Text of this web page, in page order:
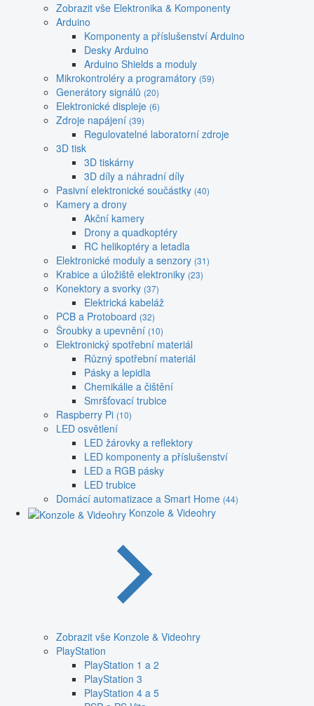
Zobrazit vše Elektronika & Komponenty
Arduino
Komponenty a příslušenství Arduino
Desky Arduino
Arduino Shields a moduly
Mikrokontroléry a programátory (59)
Generátory signálů (20)
Elektronické displeje (6)
Zdroje napájení (39)
Regulovatelné laboratorní zdroje
3D tisk
3D tiskárny
3D díly a náhradní díly
Pasivní elektronické součástky (40)
Kamery a drony
Akční kamery
Drony a quadkoptéry
RC helikoptéry a letadla
Elektronické moduly a senzory (31)
Krabice a úložiště elektroniky (23)
Konektory a svorky (37)
Elektrická kabeláž
PCB a Protoboard (32)
Šroubky a upevnění (10)
Elektronický spotřební materiál
Různý spotřební materiál
Pásky a lepidla
Chemikálie a čištění
Smršťovací trubice
Raspberry Pi (10)
LED osvětlení
LED žárovky a reflektory
LED komponenty a příslušenství
LED a RGB pásky
LED trubice
Domácí automatizace a Smart Home (44)
Konzole & Videohry
Zobrazit vše Konzole & Videohry
PlayStation
PlayStation 1 a 2
PlayStation 3
PlayStation 4 a 5